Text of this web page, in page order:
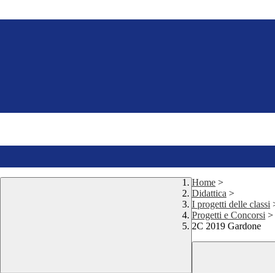
Home >
Didattica >
I progetti delle classi
Progetti e Concorsi >
2C 2019 Gardone